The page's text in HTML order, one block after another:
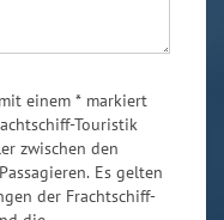
einem * markiert
Touristik
zwischen den
Es gelten
der Frachtschiff-